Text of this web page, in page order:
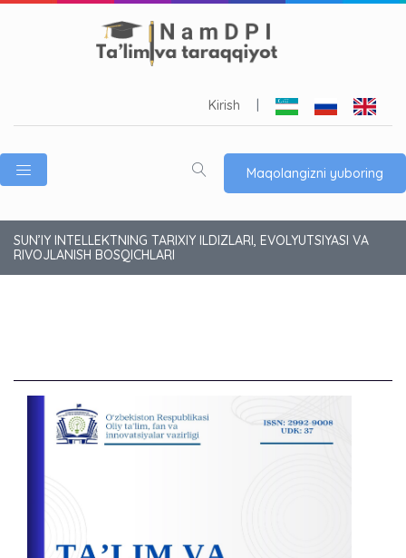
Kirish
Maqolangizni yuboring
SUN’IY INTELLEKTNING TARIXIY ILDIZLARI, EVOLYUTSIYASI VA
RIVOJLANISH BOSQICHLARI